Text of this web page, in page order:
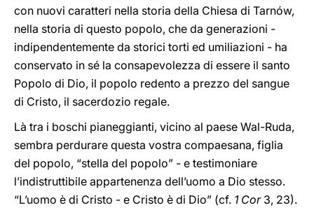
con nuovi caratteri nella storia della Chiesa di Tarnów,
nella storia di questo popolo, che da generazioni -
indipendentemente da storici torti ed umiliazioni - ha
conservato in sé la consapevolezza di essere il santo
Popolo di Dio, il popolo redento a prezzo del sangue
di Cristo, il sacerdozio regale.
Là tra i boschi pianeggianti, vicino al paese Wal-Ruda,
sembra perdurare questa vostra compaesana, figlia
del popolo, “stella del popolo” - e testimoniare
l’indistruttibile appartenenza dell’uomo a Dio stesso.
“L’uomo è di Cristo - e Cristo è di Dio” (cf. 1 Cor 3, 23).